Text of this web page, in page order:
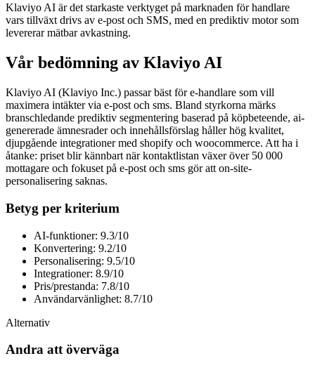
Klaviyo AI är det starkaste verktyget på marknaden för handlare
vars tillväxt drivs av e-post och SMS, med en prediktiv motor som
levererar mätbar avkastning.
Vår bedömning av Klaviyo AI
Klaviyo AI (Klaviyo Inc.) passar bäst för e-handlare som vill
maximera intäkter via e-post och sms. Bland styrkorna märks
branschledande prediktiv segmentering baserad på köpbeteende, ai-
genererade ämnesrader och innehållsförslag håller hög kvalitet,
djupgående integrationer med shopify och woocommerce. Att ha i
åtanke: priset blir kännbart när kontaktlistan växer över 50 000
mottagare och fokuset på e-post och sms gör att on-site-
personalisering saknas.
Betyg per kriterium
AI-funktioner: 9.3/10
Konvertering: 9.2/10
Personalisering: 9.5/10
Integrationer: 8.9/10
Pris/prestanda: 7.8/10
Användarvänlighet: 8.7/10
Alternativ
Andra att överväga